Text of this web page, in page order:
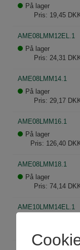
På lager
Pris: 19,45
AME08LMM12EL.1
På lager
Pris: 24,31
AME08LMM14.1
På lager
Pris: 29,17
AME08LMM16.1
På lager
Pris: 126,40
AME08LMM18.1
På lager
Pris: 74,14
AME10LMM14EL.1